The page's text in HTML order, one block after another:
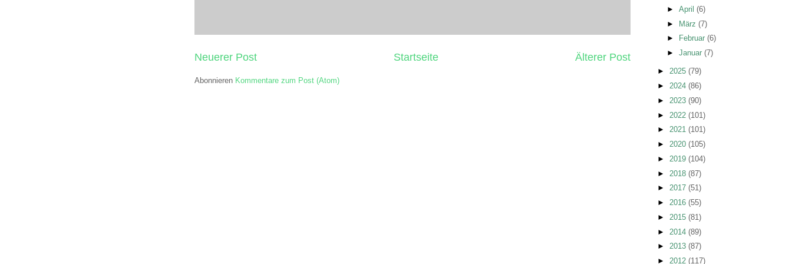
Neuerer Post Älterer Post
Startseite
Abonnieren Kommentare zum Post (Atom)
► April (6)
► März (7)
►
Februar (6)
► Januar (7)
► 2025 (79)
► 2024 (86)
► 2023 (90)
► 2022 (101)
► 2021 (101)
► 2020 (105)
► 2019 (104)
► 2018 (87)
► 2017 (51)
► 2016 (55)
► 2015 (81)
► 2014 (89)
► 2013 (87)
► 2012 (117)